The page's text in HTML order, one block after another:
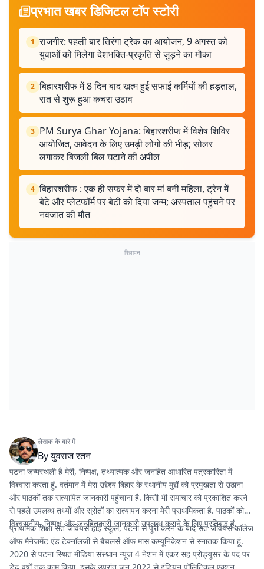
प्रभात खबर डिजिटल टॉप स्टोरी
1 राजगीर: पहली बार तिरंगा ट्रेक का आयोजन, 9 अगस्त को
युवाओं को मिलेगा देशभक्ति-प्रकृति से जुड़ने का मौका
2 बिहारशरीफ में 8 दिन बाद खत्म हुई सफाई कर्मियों की हड़ताल,
रात से शुरू हुआ कचरा उठाव
3 PM Surya Ghar Yojana: बिहारशरीफ में विशेष शिविर
आयोजित, आवेदन के लिए उमड़ी लोगों की भीड़; सोलर
लगाकर बिजली बिल घटाने की अपील
4 बिहारशरीफ : एक ही सफर में दो बार मां बनी महिला, ट्रेन में
बेटे और प्लेटफॉर्म पर बेटी को दिया जन्म; अस्पताल पहुंचने पर
नवजात की मौत
विज्ञापन
लेखक के बारे में
Byयुवराज रतन
पटना जन्मस्थली है मेरी, निष्पक्ष, तथ्यात्मक और जनहित आधारित पत्रकारिता में
विश्वास करता हूं. वर्तमान में मेरा उद्देश्य बिहार के स्थानीय मुद्दों को प्रमुखता से उठाना
और पाठकों तक सत्यापित जानकारी पहुंचाना है. किसी भी समाचार को प्रकाशित करने
से पहले उपलब्ध तथ्यों और स्रोतों का सत्यापन करना मेरी प्राथमिकता है. पाठकों को
विश्वसनीय, निष्पक्ष और जनहितकारी जानकारी उपलब्ध कराने के लिए प्रतिबद्ध हूं.
प्राथमिक शिक्षा संत जेवियर्स हाई स्कूल, पटना से पूरी करने के बाद संत जेवियर्स कॉलेज
ऑफ मैनेजमेंट एंड टेक्नॉलजी से बैचलर्स ऑफ मास कम्यूनिकेशन से स्नातक किया हूं.
2020 से पटना स्थित मीडिया संस्थान न्यूज 4 नेशन में एंकर सह प्रोड्यूसर के पद पर